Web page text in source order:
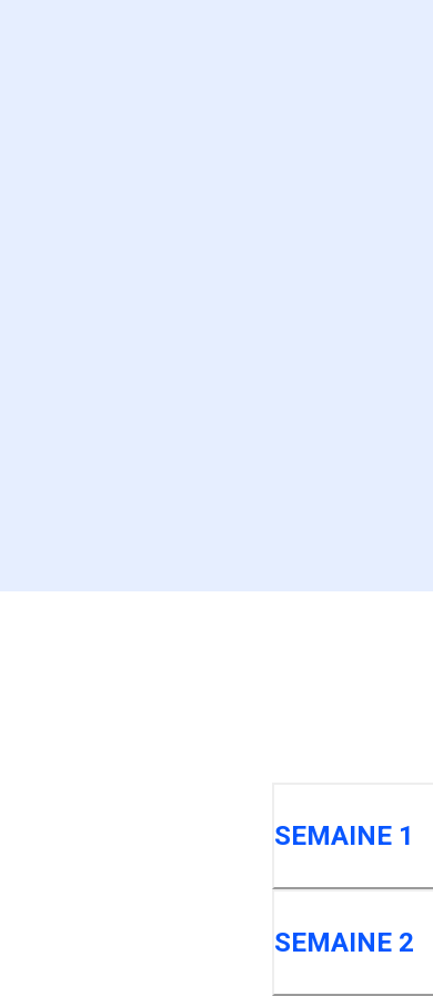
SEMAINE 1
SEMAINE 2